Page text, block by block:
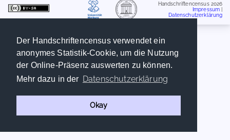
Der Handschriftencensus verwendet ein
anonymes Statistik-Cookie, um die Nutzung
der Online-Präsenz auswerten zu können.
Mehr dazu in der Datenschutzerklärung
Okay
Handschriftencensus 2026
Impressum
Datenschutzerklärung